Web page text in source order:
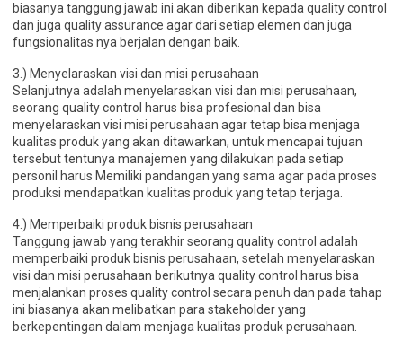
biasanya tanggung jawab ini akan diberikan kepada quality control
dan juga quality assurance agar dari setiap elemen dan juga
fungsionalitas nya berjalan dengan baik.
3.) Menyelaraskan visi dan misi perusahaan
Selanjutnya adalah menyelaraskan visi dan misi perusahaan,
seorang quality control harus bisa profesional dan bisa
menyelaraskan visi misi perusahaan agar tetap bisa menjaga
kualitas produk yang akan ditawarkan, untuk mencapai tujuan
tersebut tentunya manajemen yang dilakukan pada setiap
personil harus Memiliki pandangan yang sama agar pada proses
produksi mendapatkan kualitas produk yang tetap terjaga.
4.) Memperbaiki produk bisnis perusahaan
Tanggung jawab yang terakhir seorang quality control adalah
memperbaiki produk bisnis perusahaan, setelah menyelaraskan
visi dan misi perusahaan berikutnya quality control harus bisa
menjalankan proses quality control secara penuh dan pada tahap
ini biasanya akan melibatkan para stakeholder yang
berkepentingan dalam menjaga kualitas produk perusahaan.